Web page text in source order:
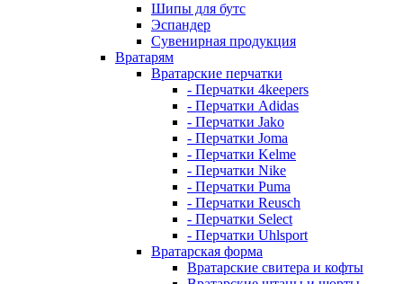
Шипы для бутс
Эспандер
Сувенирная продукция
Вратарям
Вратарские перчатки
- Перчатки 4keepers
- Перчатки Adidas
- Перчатки Jako
- Перчатки Joma
- Перчатки Kelme
- Перчатки Nike
- Перчатки Puma
- Перчатки Reusch
- Перчатки Select
- Перчатки Uhlsport
Вратарская форма
Вратарские свитера и кофты